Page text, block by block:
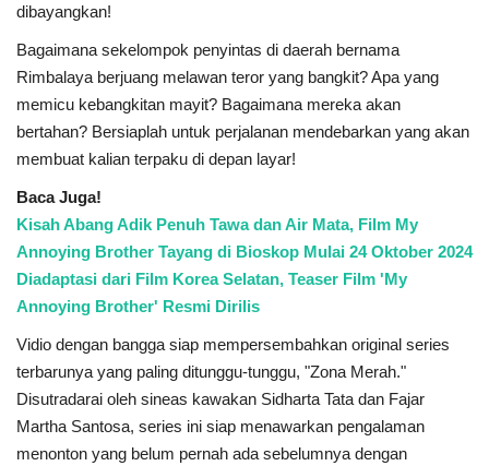
dibayangkan!
Bagaimana sekelompok penyintas di daerah bernama
Rimbalaya berjuang melawan teror yang bangkit? Apa yang
memicu kebangkitan mayit? Bagaimana mereka akan
bertahan? Bersiaplah untuk perjalanan mendebarkan yang akan
membuat kalian terpaku di depan layar!
Baca Juga!
Kisah Abang Adik Penuh Tawa dan Air Mata, Film My
Annoying Brother Tayang di Bioskop Mulai 24 Oktober 2024
Diadaptasi dari Film Korea Selatan, Teaser Film 'My
Annoying Brother' Resmi Dirilis
Vidio dengan bangga siap mempersembahkan original series
terbarunya yang paling ditunggu-tunggu, "Zona Merah."
Disutradarai oleh sineas kawakan Sidharta Tata dan Fajar
Martha Santosa, series ini siap menawarkan pengalaman
menonton yang belum pernah ada sebelumnya dengan